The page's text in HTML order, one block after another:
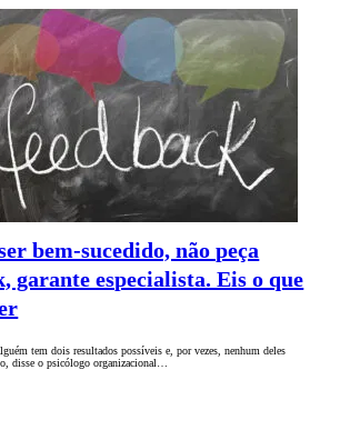
bem-sucedido, não peça
garante especialista. Eis o que
tem dois resultados possíveis e, por vezes, nenhum deles
disse o psicólogo organizacional…